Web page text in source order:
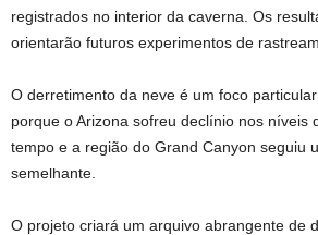
registrados no interior da caverna. Os
orientarão futuros experimentos de
O derretimento da neve é ​​um foco
porque o Arizona sofreu declínio nos níveis
tempo e a região do Grand Canyon seguiu
semelhante.
O projeto criará um arquivo abrangente de